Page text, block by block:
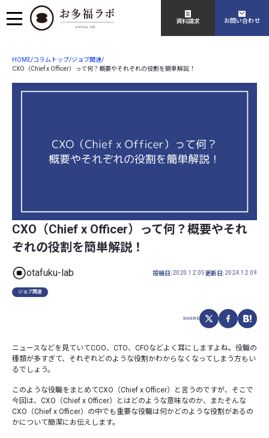
資料請求 お問い合わせ
HOME/コラムトップ/ジョブ関連/
CXO（Chief x Officer）って何？概要やそれぞれの役割を簡単解説！
CXO（Chief x Officer）って何？概要やそれ
ぞれの役割を簡単解説！
otafuku-lab 投稿日:2020.12.05更新日:2024.12.09
ジョブ関連
SHERE
ニュースなどを見ていてCOO、CTO、CFOなどよく耳にしますよね。役職の
種類が多すぎて、それぞれどのような役割かわからなくなってしまう方もい
るでしょう。
このような役職をまとめてCXO（Chief x Officer）と言うのですが、そこで
今回は、CXO（Chief x Officer）とはどのような意味なのか、またそんな
CXO（Chief x Officer）の中でも重要な役職は何かどのような役割があるの
かについて簡潔にお伝えします。